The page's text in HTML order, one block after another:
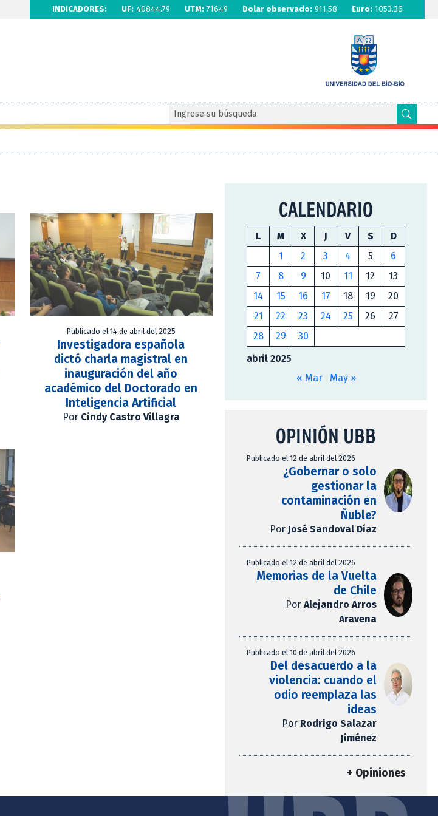
INDICADORES: UF: 40844.79 UTM: 71649 Dolar observado: 911.58 Euro: 1053.36
Publicado el 14 de abril del 2025
Investigadora española
dictó charla magistral en
inauguración del año
académico del Doctorado en
Inteligencia Artificial
Por Cindy Castro Villagra
CALENDARIO
abril 2025
L M X J V S
D
1
2 3 4 5
6
7
8 9 10 11 12
13
14
15 16 17 18 19
20
21
22 23 24 25 26
27
28
29 30
« Mar May »
OPINIÓN UBB
Publicado el 12 de abril del 2026
¿Gobernar o solo
gestionar la
contaminación en
Ñuble?
Por José Sandoval Díaz
Publicado el 12 de abril del 2026
Memorias de la Vuelta
de Chile
Por Alejandro Arros
Aravena
Publicado el 10 de abril del 2026
Del desacuerdo a la
violencia: cuando el
odio reemplaza las
ideas
Por Rodrigo Salazar
Jiménez
+ Opiniones